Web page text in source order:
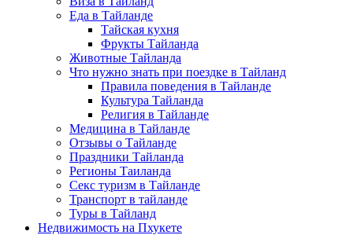
Еда в Тайланде
Тайская кухня
Фрукты Тайланда
Животные Тайланда
Что нужно знать при поездке в Тайланд
Правила поведения в Тайланде
Культура Тайланда
Религия в Тайланде
Медицина в Тайланде
Отзывы о Тайланде
Праздники Тайланда
Регионы Таиланда
Секс туризм в Тайланде
Транспорт в тайланде
Туры в Тайланд
Недвижимость на Пхукете